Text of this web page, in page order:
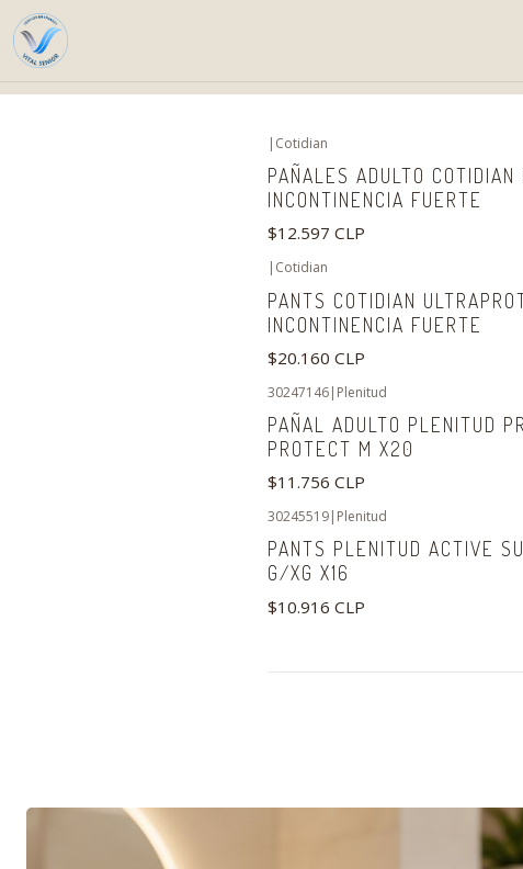
| Cotidian
PAÑALES ADULTO COTIDIAN
INCONTINENCIA FUERTE
$12.597 CLP
| Cotidian
PANTS COTIDIAN
INCONTINENCIA FUERTE
$20.160 CLP
30247146| Plenitud
PAÑAL ADULTO PLENITUD
PROTECT M X20
$11.756 CLP
30245519| Plenitud
PANTS PLENITUD ACTIVE
G/XG X16
$10.916 CLP